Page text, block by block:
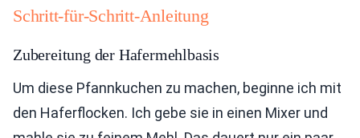
Schritt-für-Schritt-Anleitung
Zubereitung der Hafermehlbasis
Um diese Pfannkuchen zu machen, beginne ich mit
den Haferflocken. Ich gebe sie in einen Mixer und